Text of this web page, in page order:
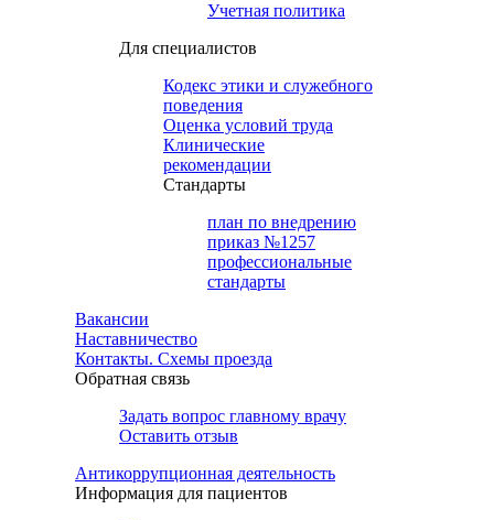
Учетная политика
Для специалистов
Кодекс этики и служебного
поведения
Оценка условий труда
Клинические
рекомендации
Cтандарты
план по внедрению
приказ №1257
профессиональные
стандарты
Вакансии
Наставничество
Контакты. Схемы проезда
Обратная связь
Задать вопрос главному врачу
Оставить отзыв
Антикоррупционная деятельность
Информация для пациентов